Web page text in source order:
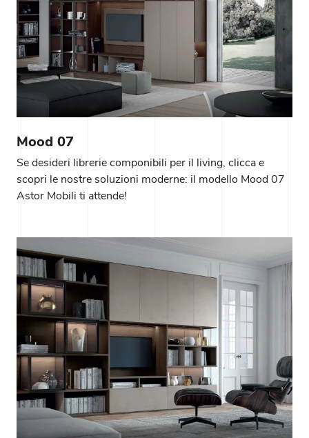
Mood 07
Se desideri librerie componibili per il living, clicca e
scopri le nostre soluzioni moderne: il modello Mood 07
Astor Mobili ti attende!